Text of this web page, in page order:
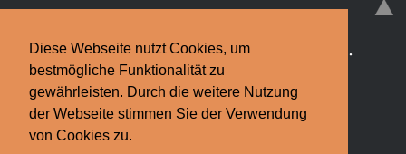
Diese Webseite nutzt Cookies, um
bestmögliche Funktionalität zu
gewährleisten. Durch die weitere Nutzung
der Webseite stimmen Sie der Verwendung
von Cookies zu.
Schimmelpilz· Schimmelpilz-EXPERTEN
·
Infos & Tipps·
Impressum· Datenschutzerklärung
Finden Sie bundesweit Hilfe bei